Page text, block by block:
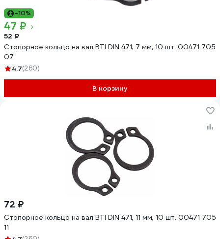
-10%
47 ₽
52 ₽
Стопорное кольцо на вал BTI DIN 471, 7 мм, 10 шт. 00471 705
07
4.7(260)
В корзину
72 ₽
Стопорное кольцо на вал BTI DIN 471, 11 мм, 10 шт. 00471 705
11